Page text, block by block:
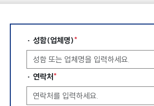
· 성함(업체명) *
· 연락처 *